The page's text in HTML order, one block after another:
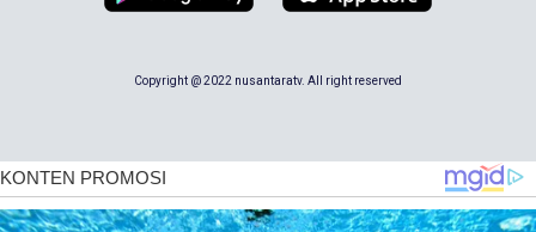
Copyright @ 2022 nusantaratv. All right reserved